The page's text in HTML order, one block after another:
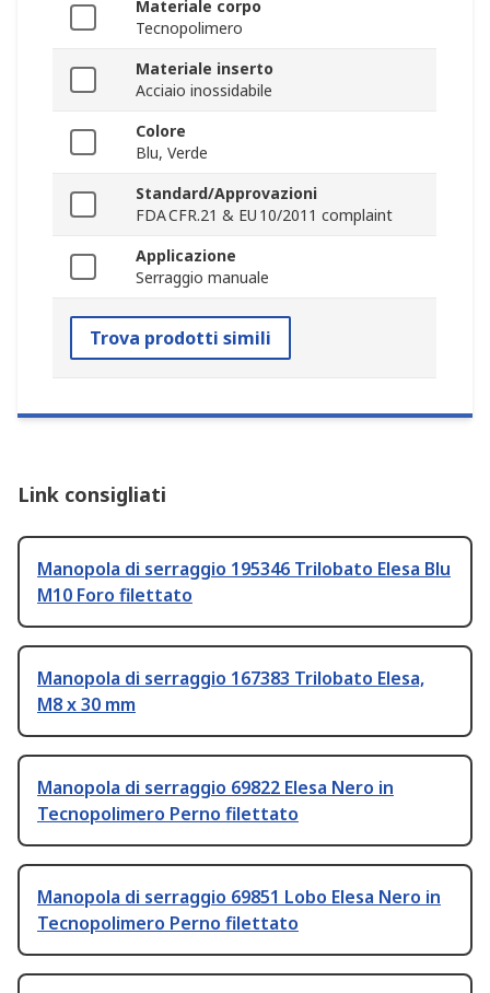
Materiale corpo
Tecnopolimero
Materiale inserto
Acciaio inossidabile
Colore
Blu, Verde
Standard/Approvazioni
FDA CFR.21 & EU 10/2011 complaint
Applicazione
Serraggio manuale
Trova prodotti simili
Link consigliati
Manopola di serraggio 195346 Trilobato Elesa Blu
M10 Foro filettato
Manopola di serraggio 167383 Trilobato Elesa,
M8 x 30 mm
Manopola di serraggio 69822 Elesa Nero in
Tecnopolimero Perno filettato
Manopola di serraggio 69851 Lobo Elesa Nero in
Tecnopolimero Perno filettato